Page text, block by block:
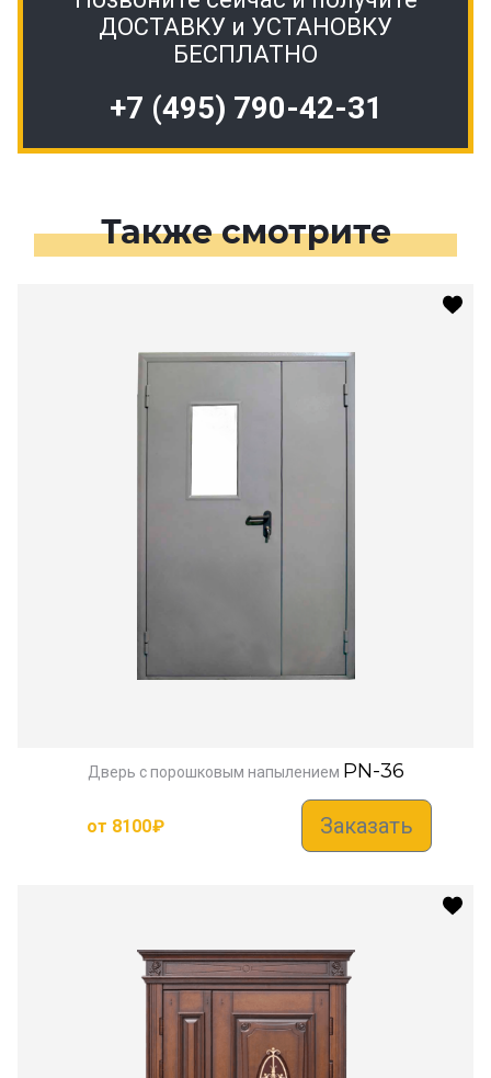
ДОСТАВКУ и УСТАНОВКУ
БЕСПЛАТНО
+7 (495) 790-42-31
Также смотрите
Дверь с порошковым напылением PN-36
от 8100₽ Заказать